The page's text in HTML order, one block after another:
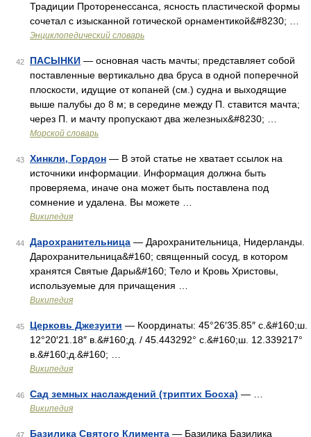
Традиции Проторенессанса, ясность пластической формы
сочетал с изысканной готической орнаментикой&#8230; …
Энциклопедический словарь
42 ПАСЫНКИ — основная часть мачты; представляет собой
поставленные вертикально два бруса в одной поперечной
плоскости, идущие от копаней (см.) судна и выходящие
выше палубы до 8 м; в середине между П. ставится мачта;
через П. и мачту пропускают два железных&#8230; …
Морской словарь
43 Хинкли, Гордон — В этой статье не хватает ссылок на
источники информации. Информация должна быть
проверяема, иначе она может быть поставлена под
сомнение и удалена. Вы можете …
Википедия
44 Дарохранительница — Дарохранительница, Нидерланды.
Дарохранительница&#160; священный сосуд, в котором
хранятся Святые Дары&#160; Тело и Кровь Христовы,
используемые для причащения …
Википедия
45 Церковь Джезуити — Координаты: 45°26′35.85″ с.&#160;ш.
12°20′21.18″ в.&#160;д. / 45.443292° с.&#160;ш. 12.339217°
в.&#160;д.&#160; …
Википедия
46 Сад земных наслаждений (триптих Босха) — …
Википедия
47 Базилика Святого Климента — Базилика Базилика